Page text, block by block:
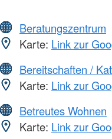
Beratungszentrum
Karte: Link zur
Bereitschaften /
Karte: Link zur
Betreutes Wohnen
Karte: Link zur